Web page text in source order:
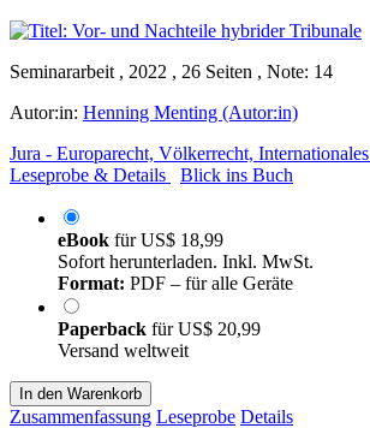
Seminararbeit , 2022 , 26 Seiten , Note: 14
Autor:in: Henning Menting (Autor:in)
Jura - Europarecht, Völkerrecht,
Leseprobe & Details
Blick ins Buch
eBook fürUS$ 18,99
Sofort herunterladen. Inkl. MwSt.
Format: PDF – für alle Geräte
Paperback fürUS$ 20,99
Versand weltweit
In den Warenkorb
Zusammenfassung Leseprobe Details